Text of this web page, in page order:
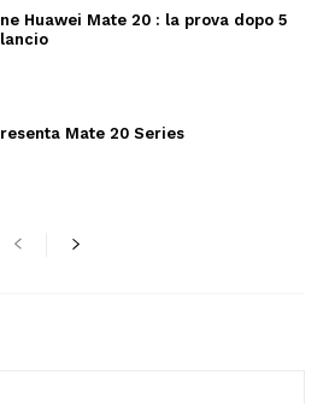
Huawei Mate 20 : la prova dopo 5
Mate 20 Series